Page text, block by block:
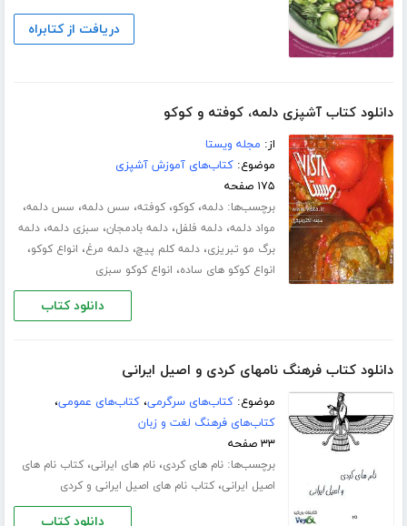
دریافت از کتابراه
دانلود کتاب آشپزی دلمه، کوفته و کوکو
از: مجله ویستا
موضوع:کتاب‌های آموزش آشپزی
۱۷۵ صفحه
برچسب‌ها:دلمه،کوکو،کوفته، سس دلمه، سس دلمه،
مواد دلمه،دلمه فلفل،دلمه بادمجان، سبزی دلمه،دلمه
برگ مو تبریزی،دلمه کلم پیچ،دلمه مرغ، انواع کوکو،
انواع کوکو های ساده، انواع کوکو سبزی
دانلود کتاب
دانلود کتاب فرهنگ نامهای کردی و اصیل ایرانی
موضوع:کتاب‌های سرگرمی،کتاب‌های عمومی،
کتاب‌های فرهنگ لغت و زبان
۳۳ صفحه
برچسب‌ها:نام های کردی،نام های ایرانی،کتاب نام های
اصیل ایرانی،کتاب نام های اصیل ایرانی و کردی
دانلود کتاب